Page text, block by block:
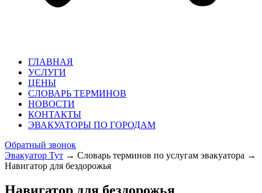
ГЛАВНАЯ
УСЛУГИ
ЦЕНЫ
СЛОВАРЬ ТЕРМИНОВ
НОВОСТИ
КОНТАКТЫ
ЭВАКУАТОРЫ ПО ГОРОДАМ
Обратный звонок
Эвакуатор Тут → Словарь терминов по услугам эвакуатора →
Навигатор для бездорожья